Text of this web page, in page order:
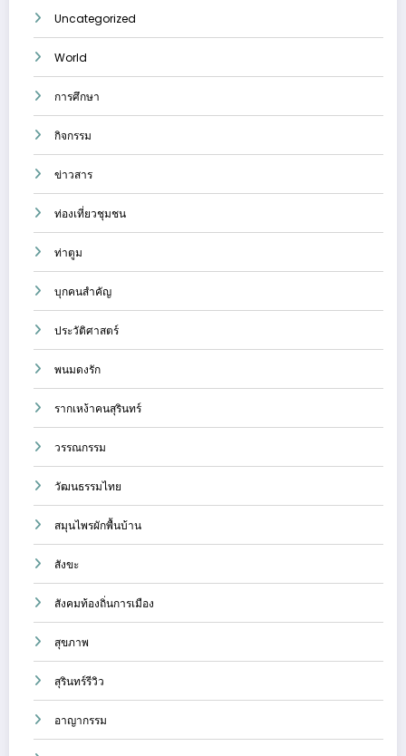
Uncategorized
World
การศึกษา
กิจกรรม
ข่าวสาร
ท่องเที่ยวชุมชน
ท่าตูม
บุกคนสำคัญ
ประวัติศาสตร์
พนมดงรัก
รากเหง้าคนสุรินทร์
วรรณกรรม
วัฒนธรรมไทย
สมุนไพรผักพื้นบ้าน
สังขะ
สังคมท้องถิ่นการเมือง
สุขภาพ
สุรินทร์รีวิว
อาญากรรม